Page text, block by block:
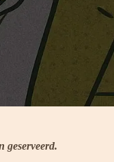
geserveerd.